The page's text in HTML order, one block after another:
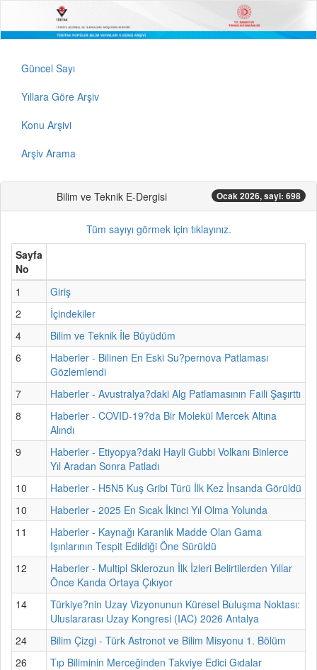
Güncel Sayı
Yıllara Göre Arşiv
Konu Arşivi
Arşiv Arama
Bilim ve Teknik E-Dergisi Ocak 2026, sayi: 698
Tüm sayıyı görmek için tıklayınız.
Sayfa
No
1
Giriş
2
İçindekiler
4
Bilim ve Teknik İle Büyüdüm
6
Haberler - Bilinen En Eski Su?pernova Patlaması
Gözlemlendi
7
Haberler - Avustralya?daki Alg Patlamasının Faili Şaşırttı
8
Haberler - COVID-19?da Bir Molekül Mercek Altına
Alındı
9
Haberler - Etiyopya?daki Hayli Gubbi Volkanı Binlerce
Yıl Aradan Sonra Patladı
10
Haberler - H5N5 Kuş Gribi Türü İlk Kez İnsanda Görüldü
10
Haberler - 2025 En Sıcak İkinci Yıl Olma Yolunda
11
Haberler - Kaynağı Karanlık Madde Olan Gama
Işınlarının Tespit Edildiği Öne Sürüldü
12
Haberler - Multipl Sklerozun İlk İzleri Belirtilerden Yıllar
Önce Kanda Ortaya Çıkıyor
14
Türkiye?nin Uzay Vizyonunun Küresel Buluşma Noktası:
Uluslararası Uzay Kongresi (IAC) 2026 Antalya
24
Bilim Çizgi - Türk Astronot ve Bilim Misyonu 1. Bölüm
26
Tıp Biliminin Merceğinden Takviye Edici Gıdalar